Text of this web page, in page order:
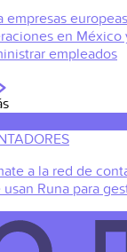
empresas
en México
empleados
a la red de
usan Runa para